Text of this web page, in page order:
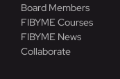
Board Members
FIBYME Courses
FIBYME News
Collaborate